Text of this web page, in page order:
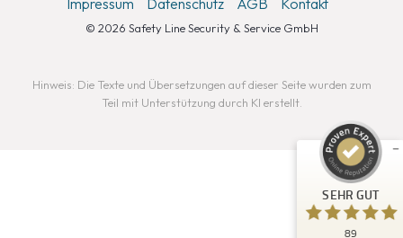
Impressum Datenschutz AGB Kontakt
© 2026 Safety Line Security & Service GmbH
Hinweis: Die Texte und Übersetzungen auf dieser Seite wurden zum
Teil mit Unterstützung durch KI erstellt.
SEHR GUT
89
Kundenbewertungen und Erfahrungen zu
100
%
SEHR GUT
26
Bewertungen auf
ProvenExpert.com